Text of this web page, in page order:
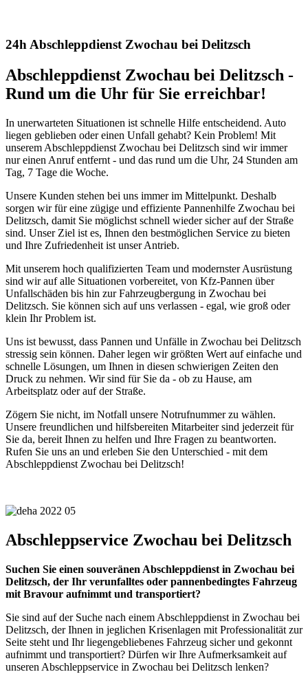
24h Abschleppdienst Zwochau bei Delitzsch
Abschleppdienst Zwochau bei Delitzsch -
Rund um die Uhr für Sie erreichbar!
In unerwarteten Situationen ist schnelle Hilfe entscheidend. Auto
liegen geblieben oder einen Unfall gehabt? Kein Problem! Mit
unserem Abschleppdienst Zwochau bei Delitzsch sind wir immer
nur einen Anruf entfernt - und das rund um die Uhr, 24 Stunden am
Tag, 7 Tage die Woche.
Unsere Kunden stehen bei uns immer im Mittelpunkt. Deshalb
sorgen wir für eine zügige und effiziente Pannenhilfe Zwochau bei
Delitzsch, damit Sie möglichst schnell wieder sicher auf der Straße
sind. Unser Ziel ist es, Ihnen den bestmöglichen Service zu bieten
und Ihre Zufriedenheit ist unser Antrieb.
Mit unserem hoch qualifizierten Team und modernster Ausrüstung
sind wir auf alle Situationen vorbereitet, von Kfz-Pannen über
Unfallschäden bis hin zur Fahrzeugbergung in Zwochau bei
Delitzsch. Sie können sich auf uns verlassen - egal, wie groß oder
klein Ihr Problem ist.
Uns ist bewusst, dass Pannen und Unfälle in Zwochau bei Delitzsch
stressig sein können. Daher legen wir größten Wert auf einfache und
schnelle Lösungen, um Ihnen in diesen schwierigen Zeiten den
Druck zu nehmen. Wir sind für Sie da - ob zu Hause, am
Arbeitsplatz oder auf der Straße.
Zögern Sie nicht, im Notfall unsere Notrufnummer zu wählen.
Unsere freundlichen und hilfsbereiten Mitarbeiter sind jederzeit für
Sie da, bereit Ihnen zu helfen und Ihre Fragen zu beantworten.
Rufen Sie uns an und erleben Sie den Unterschied - mit dem
Abschleppdienst Zwochau bei Delitzsch!
Abschleppservice Zwochau bei Delitzsch
Suchen Sie einen souveränen Abschleppdienst in Zwochau bei
Delitzsch, der Ihr verunfalltes oder pannenbedingtes Fahrzeug
mit Bravour aufnimmt und transportiert?
Sie sind auf der Suche nach einem Abschleppdienst in Zwochau bei
Delitzsch, der Ihnen in jeglichen Krisenlagen mit Professionalität zur
Seite steht und Ihr liegengebliebenes Fahrzeug sicher und gekonnt
aufnimmt und transportiert? Dürfen wir Ihre Aufmerksamkeit auf
unseren Abschleppservice in Zwochau bei Delitzsch lenken?